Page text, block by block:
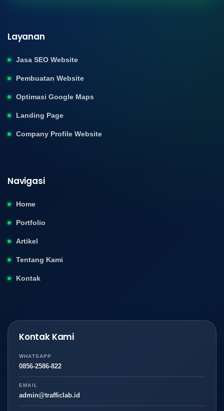
Layanan
Jasa SEO Website
Pembuatan Website
Optimasi Google Maps
Landing Page
Company Profile Website
Navigasi
Home
Portfolio
Artikel
Tentang Kami
Kontak
Kontak Kami
WHATSAPP
0856-2586-822
EMAIL
admin@trafficlab.id